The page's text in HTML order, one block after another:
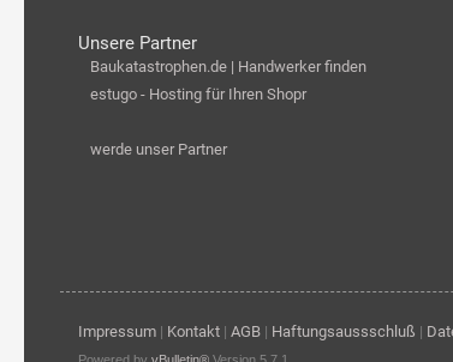
Unsere Partner
Baukatastrophen.de | Handwerker finden
estugo - Hosting für Ihren Shopr
werde unser Partner
Impressum| Kontakt| AGB| Haftungsaussschluß |